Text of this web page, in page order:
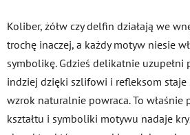
Koliber, żółw czy delfin działają we
trochę inaczej, a każdy motyw niesie
symbolikę. Gdzieś delikatnie uzupełni
indziej dzięki szlifowi i refleksom
wzrok naturalnie powraca. To właśnie
kształtu i symboliki motywu nadaje